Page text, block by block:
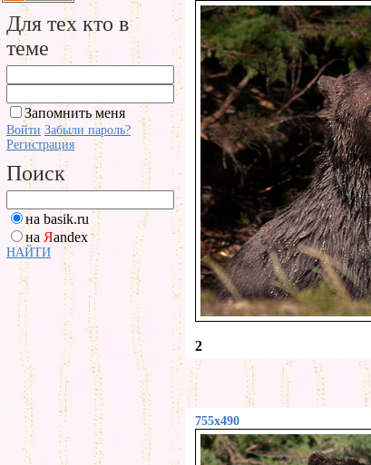
Для тех кто в
теме
Запомнить меня
Войти Забыли пароль?
Регистрация
Поиск
на basik.ru
на Яandex
НАЙТИ
2
755x490